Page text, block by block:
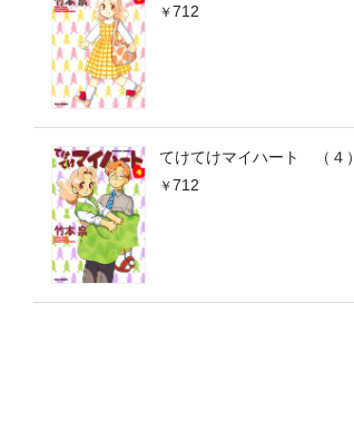
712
てけてけマイハート （４）
712